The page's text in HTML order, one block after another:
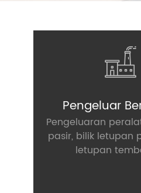
Pengeluar
Pengeluaran
pasir, bilik letupan
letupan